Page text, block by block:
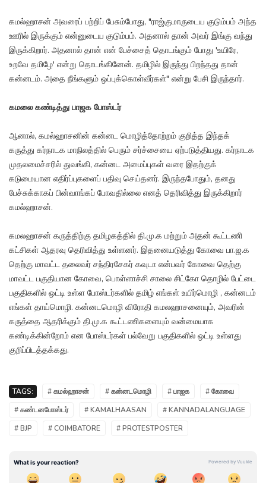
கமல்ஹாசன் அவரைப் பற்றிப் பேசும்போது, "ராஜ்குமாருடைய குடும்பம் அந்த
ஊரில் இருக்கும் என்னுடைய குடும்பம். அதனால் தான் அவர் இங்கு வந்து
இருக்கிறார். அதனால் தான் என் பேச்சைத் தொடங்கும் போது 'உயிரே,
உறவே தமிழே' என்று தொடங்கினேன். தமிழில் இருந்து பிறந்தது தான்
கன்னடம். அதை நீங்களும் ஒப்புக்கொள்வீர்கள்" என்று பேசி இருந்தார்.
கமலை கண்டித்து பாஜக போஸ்டர்
ஆனால், கமல்ஹாசனின் கன்னட மொழித்தோற்றம் குறித்த இந்தக்
கருத்து கர்நாடக மாநிலத்தில் பெரும் சர்ச்சையை ஏற்படுத்தியது. கர்நாடக
முதலமைச்சரில் துவங்கி, கன்னட அமைப்புகள் வரை இதற்குக்
கடுமையான எதிர்ப்புகளைப் பதிவு செய்தனர். இருந்தபோதும், தனது
பேச்சுக்காகப் பின்வாங்கப் போவதில்லை எனத் தெரிவித்து இருக்கிறார்
கமல்ஹாசன்.
கமலஹாசன் கருத்திற்கு தமிழகத்தில் தி.மு.க மற்றும் அதன் கூட்டணி
கட்சிகள் ஆதரவு தெரிவித்து உள்ளனர். இதனையடுத்து கோவை பா.ஜ.க
தெற்கு மாவட்ட தலைவர் சந்திரசேகர் கவுடா என்பவர் கோவை தெற்கு
மாவட்ட பகுதியான கோவை, பொள்ளாச்சி சாலை சிட்கோ தொழில் பேட்டை
பகுதிகளில் ஒட்டி உள்ள போஸ்டர்களில் தமிழ் எங்கள் உயிர்மொழி , கன்னடம்
எங்கள் தாய்மொழி. கன்னடமொழி விரோதி கமலஹாசனையும், அவரின்
கருத்தை ஆதரிக்கும் தி.மு.க கூட்டணிகளையும் வன்மையாக
கண்டிக்கின்றோம் என போஸ்டர்கள் பல்வேறு பகுதிகளில் ஒட்டி உள்ளது
குறிப்பிடத்தக்கது.
TAGS: # கமல்ஹாசன் # கன்னடமொழி # பாஜக
# கோவை
# கண்டனபோஸ்டர்
# KAMALHAASAN
# KANNADALANGUAGE
# BJP
# COIMBATORE # PROTESTPOSTER